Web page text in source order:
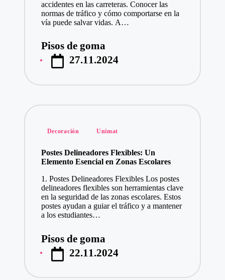
accidentes en las carreteras. Conocer las
normas de tráfico y cómo comportarse en la
vía puede salvar vidas. A…
Publicado
por
Pisos de goma
27.11.2024
Publicado
Decoración Unimat
Postes Delineadores Flexibles: Un
Elemento Esencial en Zonas Escolares
1. Postes Delineadores Flexibles Los postes
delineadores flexibles son herramientas clave
en la seguridad de las zonas escolares. Estos
postes ayudan a guiar el tráfico y a mantener
a los estudiantes…
Publicado
por
Pisos de goma
22.11.2024